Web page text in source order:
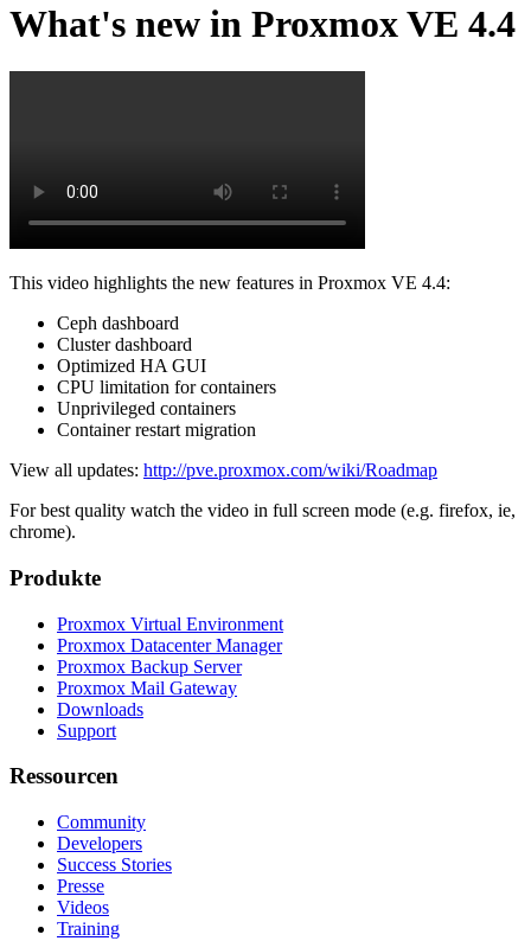
What's new in Proxmox VE 4.4
This video highlights the new features in Proxmox VE 4.4:
Ceph dashboard
Cluster dashboard
Optimized HA GUI
CPU limitation for containers
Unprivileged containers
Container restart migration
View all updates: http://pve.proxmox.com/wiki/Roadmap
For best quality watch the video in full screen mode (e.g. firefox, ie,
chrome).
Produkte
Proxmox Virtual Environment
Proxmox Datacenter Manager
Proxmox Backup Server
Proxmox Mail Gateway
Downloads
Support
Ressourcen
Community
Developers
Success Stories
Presse
Videos
Training